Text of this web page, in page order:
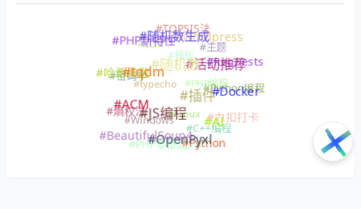
#C++编程
#Linux
#PHP编程
#Python编程
#力扣打卡
#Python
#PHP零基础入门
#Windows
#typecho
#模板
#主题
#Requests
#Docker
#AI
#OpenPyxl
#BeautifulSoup4
#熵权法
#密码学
#LLM
#TOPSIS法
#wordpress
#活动推荐
#插件
#JS编程
#ACM
#哈希函数
#PHP新特性
#随机数生成
#随机数
#tqdm